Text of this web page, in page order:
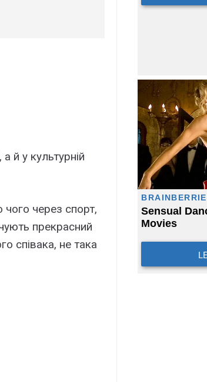
й у культурній
чого через спорт,
прекрасний
співака, не така